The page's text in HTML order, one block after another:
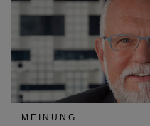
MEINUNG